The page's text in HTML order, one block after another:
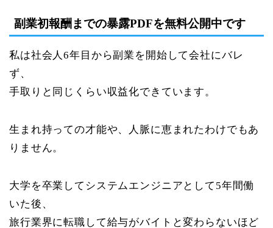
副業初報酬までの暴露PDFを無料公開中です
私は社会人6年目から副業を開始して会社にバレ
ず、
手取りと同じくらい収益化できています。
生まれ持っての才能や、人脈に恵まれたわけでもあ
りません。
大学を卒業してシステムエンジニアとして5年間働
いた後、
旅行業界に転職して給与がバイトと変わらないほど